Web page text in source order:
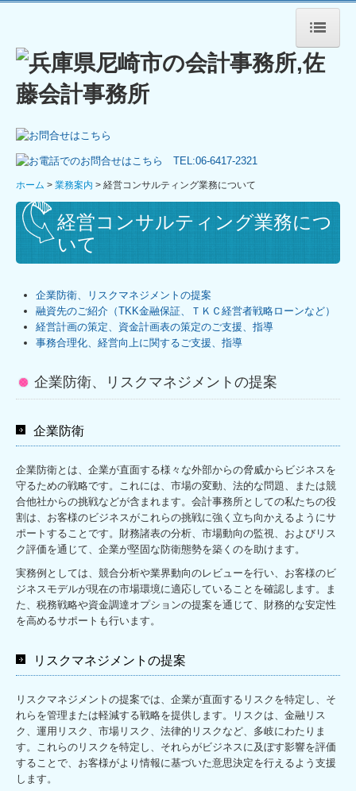
ホーム
事務所紹介
経営理念
リンク集
交通案内
採用情報
個人情報保護方針
業務案内
記帳代行について
決算業務について
譲渡所得税について
相続税申告について
所得税について
経営コンサルティング業務について
経営者お役立ち情報
補助金・助成金・融資情報
関与先向け融資商品ご紹介
社会福祉法人会計Q&A
経営革新等支援機関とは
経営改善オンデマンド講座
お知らせ
ホーム 業務案内 経営コンサルティング業務について
経営コンサルティング業務につ
いて
企業防衛、リスクマネジメントの提案
融資先のご紹介（TKK金融保証、ＴＫＣ経営者戦略ローンなど）
経営計画の策定、資金計画表の策定のご支援、指導
事務合理化、経営向上に関するご支援、指導
企業防衛、リスクマネジメントの提案
企業防衛
企業防衛とは、企業が直面する様々な外部からの脅威からビジネスを
守るための戦略です。これには、市場の変動、法的な問題、または競
合他社からの挑戦などが含まれます。会計事務所としての私たちの役
割は、お客様のビジネスがこれらの挑戦に強く立ち向かえるようにサ
ポートすることです。財務諸表の分析、市場動向の監視、およびリス
ク評価を通じて、企業が堅固な防衛態勢を築くのを助けます。
実務例としては、競合分析や業界動向のレビューを行い、お客様のビ
ジネスモデルが現在の市場環境に適応していることを確認します。ま
た、税務戦略や資金調達オプションの提案を通じて、財務的な安定性
を高めるサポートも行います。
リスクマネジメントの提案
リスクマネジメントの提案では、企業が直面するリスクを特定し、そ
れらを管理または軽減する戦略を提供します。リスクは、金融リス
ク、運用リスク、市場リスク、法律的リスクなど、多岐にわたりま
す。これらのリスクを特定し、それらがビジネスに及ぼす影響を評価
することで、お客様がより情報に基づいた意思決定を行えるよう支援
します。